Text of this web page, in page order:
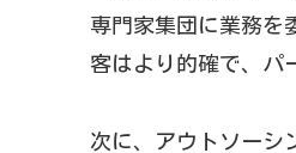
専門家集団に業務を
客はより的確で、パ
次に、アウトソーシ